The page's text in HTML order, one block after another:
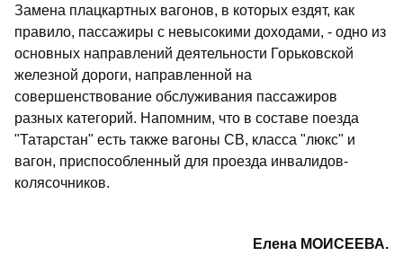
Замена плацкартных вагонов, в которых ездят, как
правило, пассажиры с невысокими доходами, - одно из
основных направлений деятельности Горьковской
железной дороги, направленной на
совершенствование обслуживания пассажиров
разных категорий. Напомним, что в составе поезда
"Татарстан" есть также вагоны СВ, класса "люкс" и
вагон, приспособленный для проезда инвалидов-
колясочников.
Елена МОИСЕЕВА.